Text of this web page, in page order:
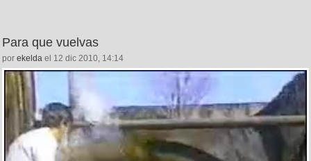
Para que vuelvas
por ekelda el 12 dic 2010, 14:14